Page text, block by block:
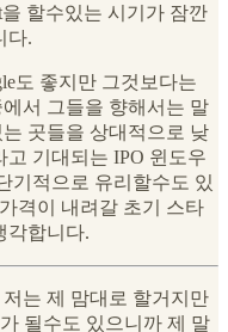
할수있는 시기가 잠깐
다.
도 좋지만 그것보다는
서 그들을 향해서는 말
곳들을 상대적으로 낮
기대되는 IPO 윈도우
기적으로 유리할수도 있
격이 내려갈 초기 스타
각합니다.
는 제 맘대로 할거지만
될수도 있으니까 제 말